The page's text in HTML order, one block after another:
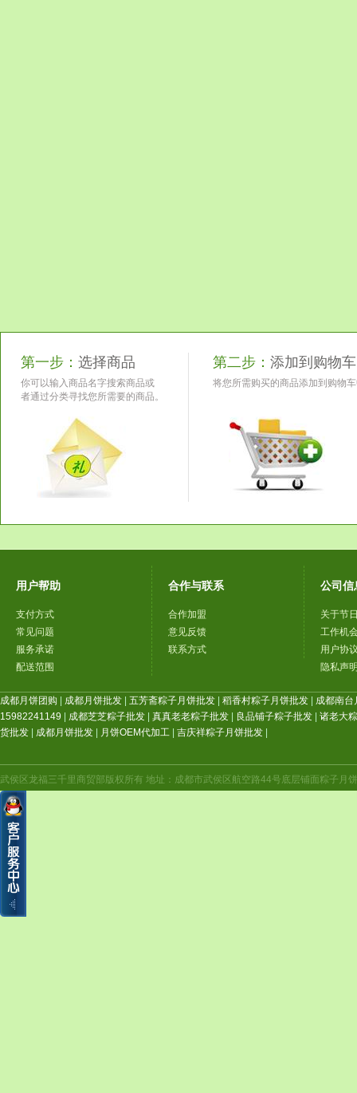
第一步： 选择商品
你可以输入商品名字搜索商品或
者通过分类寻找您所需要的商品。
第二步： 添加到购物车
将您所需购买的商品添加到购物
用户帮助
支付方式
常见问题
服务承诺
配送范围
合作与联系
合作加盟
意见反馈
联系方式
公司信
关于节
工作机
用户协
隐私声
成都月饼团购 成都月饼批发 五芳斋粽子月饼批发 稻香村粽子月饼批发
成都南台
15982241149
成都芝芝粽子批发 真真老老粽子批发 良品铺子粽子批发
诸老大
货批发
成都月饼批发 月饼OEM代加工 吉庆祥粽子月饼批发
武侯区龙福三千里商贸部版权所有 地址：成都市武侯区航空路44号底层铺面粽子